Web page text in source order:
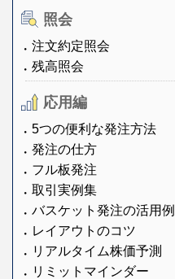
照会
注文約定照会
残高照会
応用編
5つの便利な発注方法
発注の仕方
フル板発注
取引実例集
バスケット発注の活用例
レイアウトのコツ
リアルタイム株価予測
リミットマインダー